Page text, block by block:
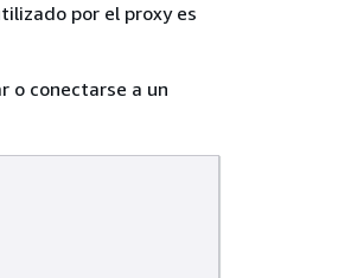
por el proxy es
o conectarse a un